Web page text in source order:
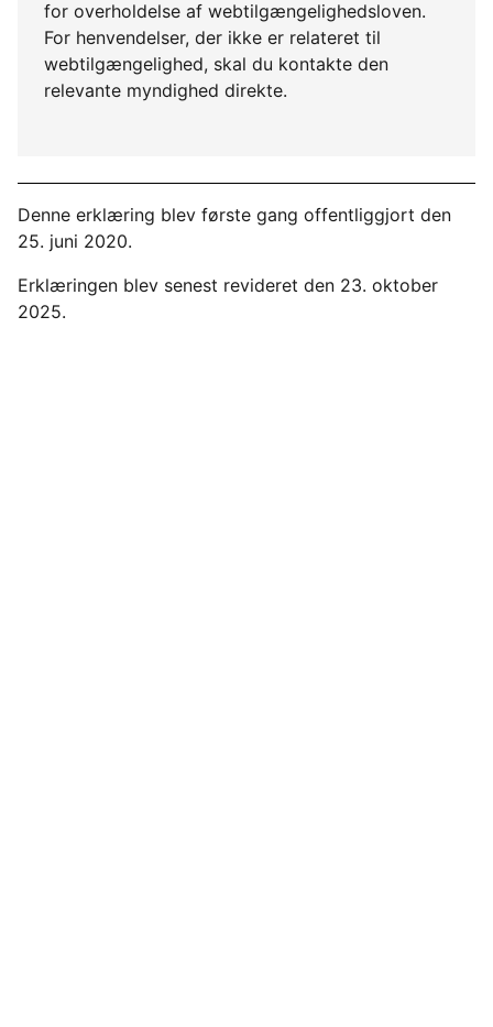
for overholdelse af webtilgængelighedsloven.
For henvendelser, der ikke er relateret til
webtilgængelighed, skal du kontakte den
relevante myndighed direkte.
Denne erklæring blev første gang offentliggjort den
25. juni 2020.
Erklæringen blev senest revideret den 23. oktober
2025.